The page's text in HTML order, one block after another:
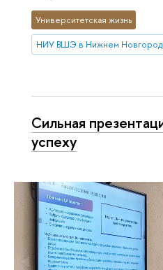
Университетская жизнь
НИУ ВШЭ в Нижнем
Сильная
успеху